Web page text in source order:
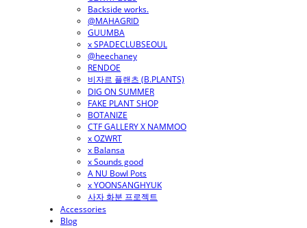
Backside works.
@MAHAGRID
GUUMBA
x SPADECLUBSEOUL
@heechaney
RENDOE
비자르 플랜츠 (B.PLANTS)
DIG ON SUMMER
FAKE PLANT SHOP
BOTANIZE
CTF GALLERY X NAMMOO
x OZWRT
x Balansa
x Sounds good
A NU Bowl Pots
x YOONSANGHYUK
사자 화분 프로젝트
Accessories
Blog